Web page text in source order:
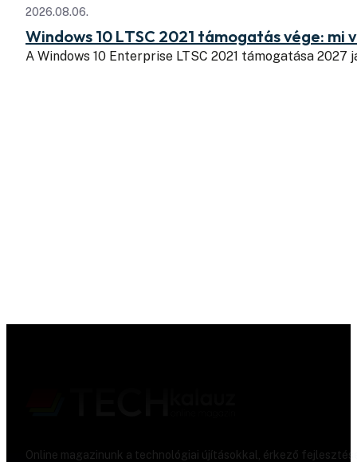
2026.08.06.
Windows 10 LTSC 2021 támogatás vége: mi
A Windows 10 Enterprise LTSC 2021 támogatása 2027
Online magazinunk a technológiai újításokkal, érkező